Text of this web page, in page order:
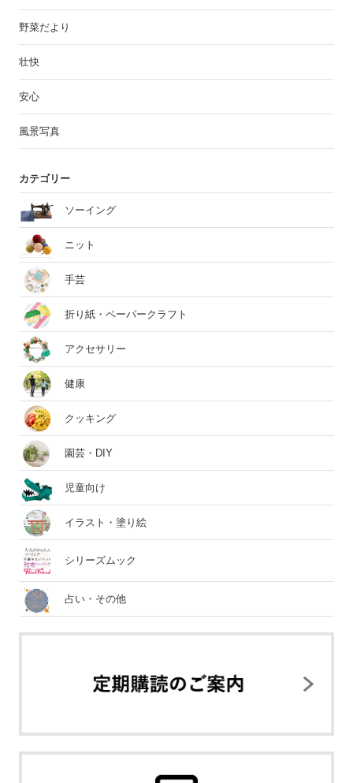
野菜だより
壮快
安心
風景写真
カテゴリー
ソーイング
ニット
手芸
折り紙・ペーパークラフト
アクセサリー
健康
クッキング
園芸・DIY
児童向け
イラスト・塗り絵
シリーズムック
占い・その他